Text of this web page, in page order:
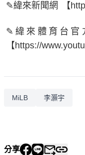
✎緯來新聞網 【
✎緯來體育台官
【https://
MiLB 李灝宇
分享